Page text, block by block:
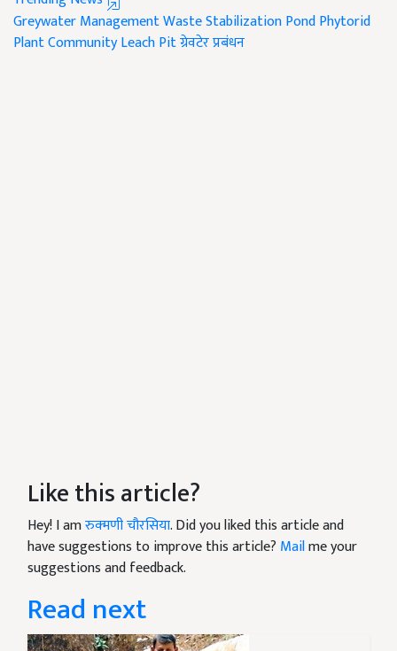
Greywater ManagementWaste Stabilization PondPhytorid
PlantCommunity Leach Pitग्रेवटेर प्रबंधन
Like this article?
Hey! I amरुक्मणी चौरसिया. Did you liked this article and
have suggestions to improve this article? Mailme your
suggestions and feedback.
Read next